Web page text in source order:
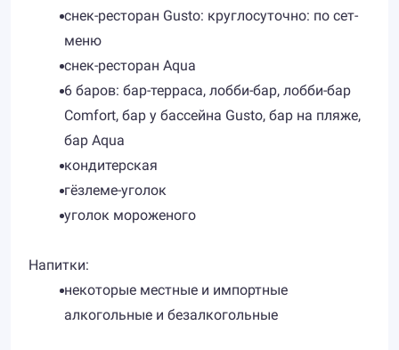
снек-ресторан Gusto: круглосуточно: по сет-
меню
снек-ресторан Aqua
6 баров: бар-терраса, лобби-бар, лобби-бар
Comfort, бар у бассейна Gusto, бар на пляже,
бар Aqua
кондитерская
гёзлеме-уголок
уголок мороженого
Напитки:
некоторые местные и импортные
алкогольные и безалкогольные